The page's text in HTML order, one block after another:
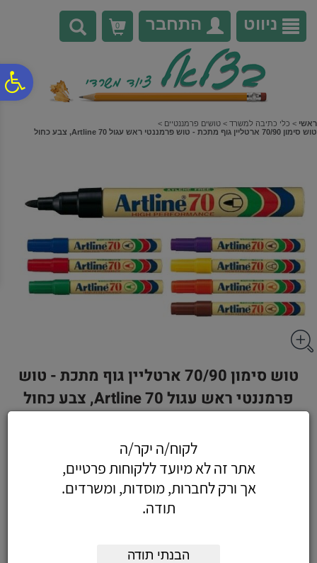
נגישות
אתר
המרכזי
ניווט התחבר 0
ראשי > כלי כתיבה למשרד > טושים פרמננטיים >
טוש סימון 70/90 ארטליין גוף מתכת - טוש פרמננטי ראש עגול Artline 70, צבע כחול
טוש סימון 70/90 ארטליין גוף מתכת - טוש
פרמננטי ראש עגול Artline 70, צבע כחול
כולל מע"מ
לקוח/ה יקר/ה
אתר זה לא מיועד ללקוחות פרטיים,
אך ורק לחברות, מוסדות, ומשרדים.
תודה.
הבנתי תודה